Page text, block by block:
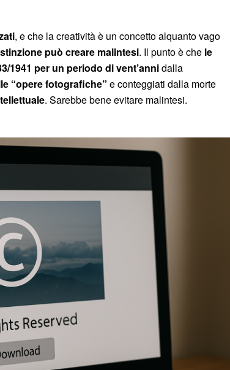
, e che la creatività è un concetto alquanto vago
può creare malintesi. Il punto è che le
1941 per un periodo di vent’annidalla
“opere fotografiche” e conteggiati dalla morte
. Sarebbe bene evitare malintesi.